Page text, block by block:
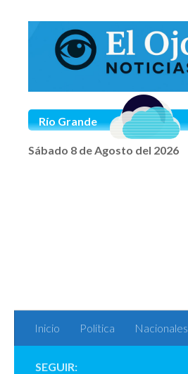
Saltar al contenido
Río Grande
Sábado 8 de Agosto del 2026
Inicio Política Nacionales
SEGUIR: